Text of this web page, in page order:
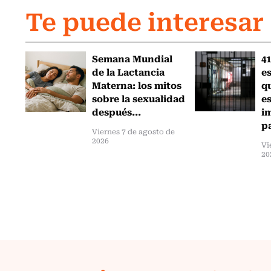
Te puede interesar
Semana Mundial
de la Lactancia
Materna: los mitos
sobre la sexualidad
después...
Viernes 7 de agosto de
2026